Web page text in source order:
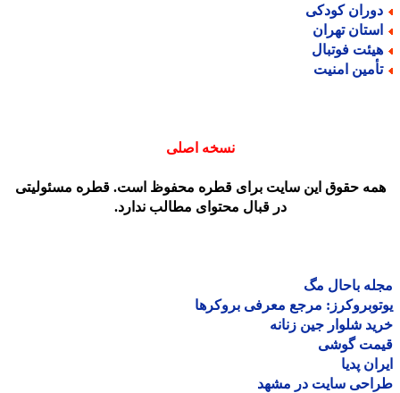
کودکی
تهران
فوتبال
امنیت
نسخه اصلی
حقوق این سایت برای قطره محفوظ است. قطره مسئولیتی
در قبال محتوای مطالب ندارد.
باحال مگ
مرجع معرفی بروکرها
شلوار جین زنانه
گوشی
پدیا
سایت در مشهد